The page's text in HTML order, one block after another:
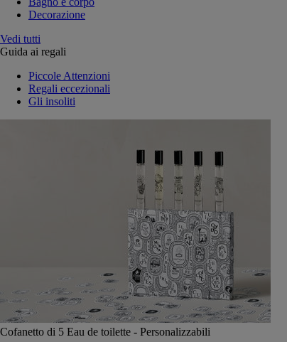
Decorazione
Vedi tutti
Guida ai regali
Piccole Attenzioni
Regali eccezionali
Gli insoliti
Cofanetto di 5 Eau de toilette - Personalizzabili